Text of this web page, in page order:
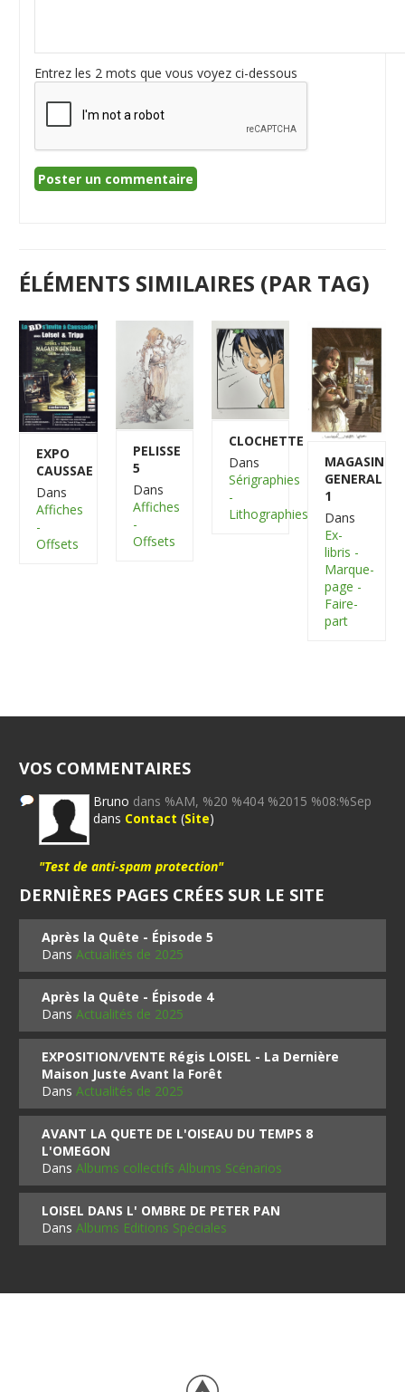
Entrez les 2 mots que vous voyez ci-dessous
ÉLÉMENTS SIMILAIRES (PAR TAG)
EXPO
CAUSSAE
Dans
Affiches
-
Offsets
PELISSE
5
Dans
Affiches
-
Offsets
CLOCHETTE
Dans
Sérigraphies
-
Lithographies
MAGASIN
GENERAL
1
Dans
Ex-
libris -
Marque-
page -
Faire-
part
VOS COMMENTAIRES
Bruno dans %AM, %20 %404 %2015 %08:%Sep
dans Contact (Site)
"Test de anti-spam protection"
DERNIÈRES PAGES CRÉES SUR LE SITE
Après la Quête - Épisode 5
DansActualités de 2025
Après la Quête - Épisode 4
DansActualités de 2025
EXPOSITION/VENTE Régis LOISEL - La Dernière
Maison Juste Avant la Forêt
DansActualités de 2025
AVANT LA QUETE DE L'OISEAU DU TEMPS 8
L'OMEGON
DansAlbums collectifs Albums Scénarios
LOISEL DANS L' OMBRE DE PETER PAN
DansAlbums Editions Spéciales